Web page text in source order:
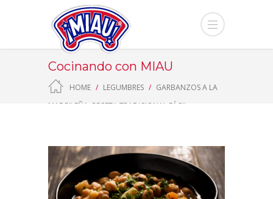
Cocinando con MIAU
HOME LEGUMBRES
GARBANZOS A LA
MADRILEÑA: RECETA TRADICIONAL FÁCIL